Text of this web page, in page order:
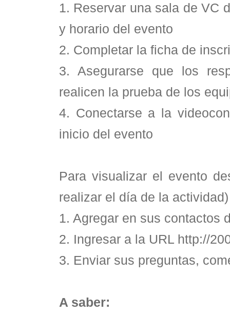
1. Reservar una sala de VC
y horario del evento
2. Completar la ficha de
3. Asegurarse que los
realicen la prueba de los
4. Conectarse a la
inicio del evento
Para visualizar el evento
realizar el día de la actividad)
1. Agregar en sus contactos
2. Ingresar a la URL http://
3. Enviar sus preguntas,
A saber: